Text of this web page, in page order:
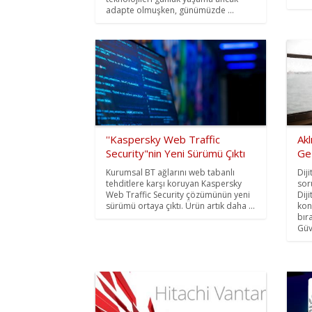
adapte olmuşken, günümüzde ...
''Kaspersky Web Traffic
Security"nin Yeni Sürümü Çıktı
Kurumsal BT ağlarını web tabanlı
tehditlere karşı koruyan Kaspersky
Web Traffic Security çözümünün yeni
sürümü ortaya çıktı. Ürün artık daha ...